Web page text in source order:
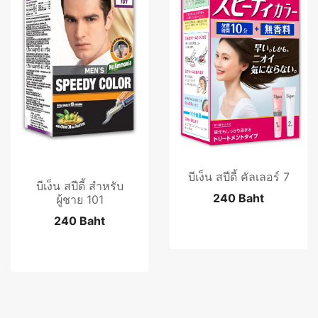
บีเง็น สปีดี้ สำหรับ
ผู้ชาย 101
240 Baht
บีเง็น สปีดี้ คัลเลอร์ 7
240 Baht